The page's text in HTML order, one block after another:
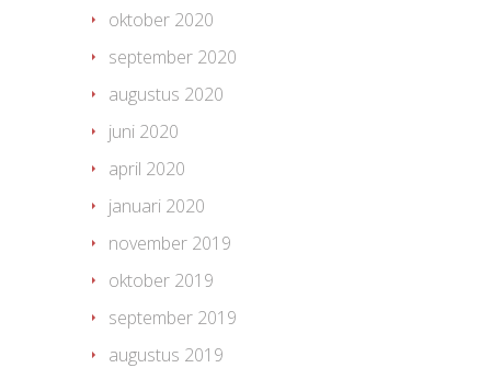
oktober 2020
september 2020
augustus 2020
juni 2020
april 2020
januari 2020
november 2019
oktober 2019
september 2019
augustus 2019